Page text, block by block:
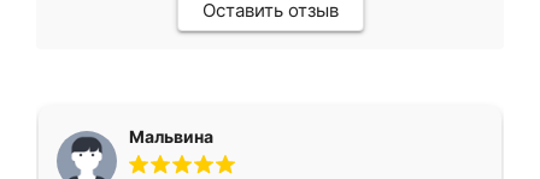
Оставить отзыв
Мальвина